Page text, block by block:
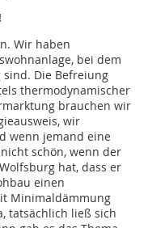
Wir haben
bei dem
Die Befreiung
thermodynamischer
brauchen wir
wir
wenn jemand eine
schön, wenn der
hat, dass er
einen
Minimaldämmung
tatsächlich ließ sich